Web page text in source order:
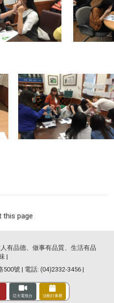
亞大電視台 活動行事曆
this page
有品德、做事有品質、生活有品
|
號 | 電話: (04)2332-3456 |